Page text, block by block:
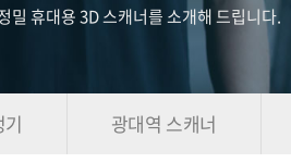
밀 휴대용 3D 스캐너를 소개해 드립니다.
광대역 스캐너